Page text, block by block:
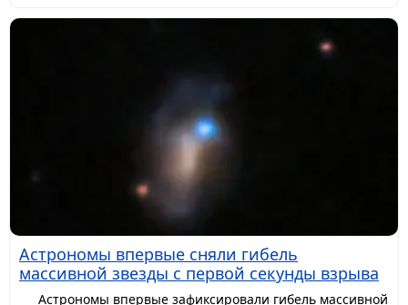
Астрономы впервые сняли гибель
массивной звезды с первой секунды взрыва
Астрономы впервые зафиксировали гибель массивной